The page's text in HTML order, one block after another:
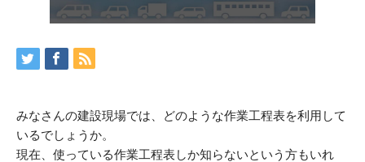
みなさんの建設現場では、どのような作業工程表を利用して
いるでしょうか。
現在、使っている作業工程表しか知らないという方もいれ